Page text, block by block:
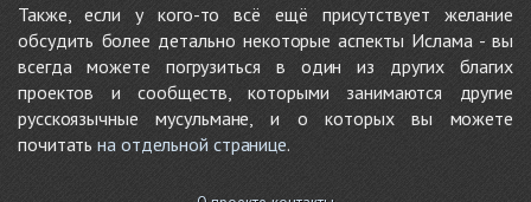
Также, если у кого-то всё ещё присутствует желание
обсудить более детально некоторые аспекты Ислама - вы
всегда можете погрузиться в один из других благих
проектов и сообществ, которыми занимаются другие
русскоязычные мусульмане, и о которых вы можете
почитатьна отдельной странице.